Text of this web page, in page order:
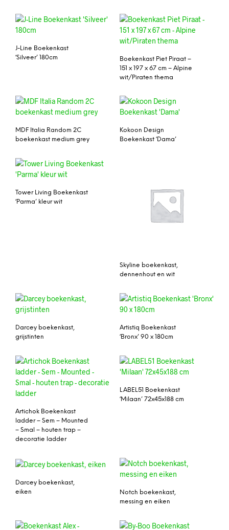
J-Line Boekenkast
‘Silveer’ 180cm
Boekenkast Piet Piraat –
151 x 197 x 67 cm – Alpine
wit/Piraten thema
MDF Italia Random 2C
boekenkast medium grey
Kokoon Design
Boekenkast ‘Dama’
Tower Living Boekenkast
‘Parma’ kleur wit
Skyline boekenkast,
dennenhout en wit
Darcey boekenkast,
grijstinten
Artistiq Boekenkast
‘Bronx’ 90 x 180cm
Artichok Boekenkast
ladder – Sem – Mounted
– Smal – houten trap –
decoratie ladder
LABEL51 Boekenkast
‘Milaan’ 72x45x188 cm
Darcey boekenkast,
eiken
Notch boekenkast,
messing en eiken